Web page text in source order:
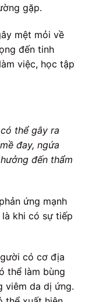
gặp.
mệt mỏi về
đến tinh
việc, học tập
thể gây ra
đay, ngứa
đến thẩm
ứng mạnh
khi có sự tiếp
có cơ địa
thể làm bùng
viêm da dị ứng.